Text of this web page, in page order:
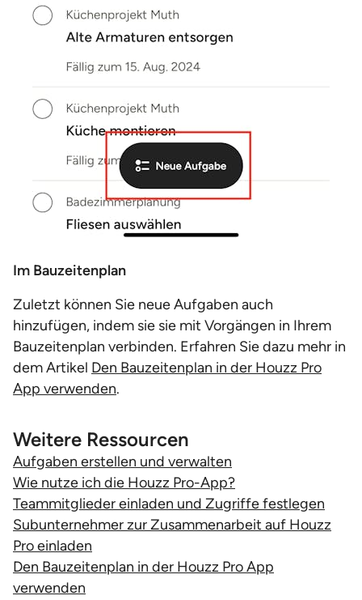
Im Bauzeitenplan
Zuletzt können Sie neue Aufgaben auch
hinzufügen, indem sie sie mit Vorgängen in Ihrem
Bauzeitenplan verbinden. Erfahren Sie dazu mehr in
dem Artikel Den Bauzeitenplan in der Houzz Pro
App verwenden.
Weitere Ressourcen
Aufgaben erstellen und verwalten
Wie nutze ich die Houzz Pro-App?
Teammitglieder einladen und Zugriffe festlegen
Subunternehmer zur Zusammenarbeit auf Houzz
Pro einladen
Den Bauzeitenplan in der Houzz Pro App
verwenden